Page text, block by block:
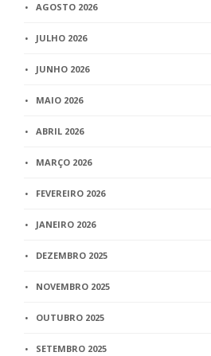
AGOSTO 2026
JULHO 2026
JUNHO 2026
MAIO 2026
ABRIL 2026
MARÇO 2026
FEVEREIRO 2026
JANEIRO 2026
DEZEMBRO 2025
NOVEMBRO 2025
OUTUBRO 2025
SETEMBRO 2025